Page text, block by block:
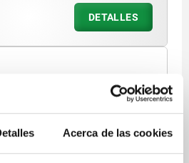
Acerca de las cookies
DETALLES